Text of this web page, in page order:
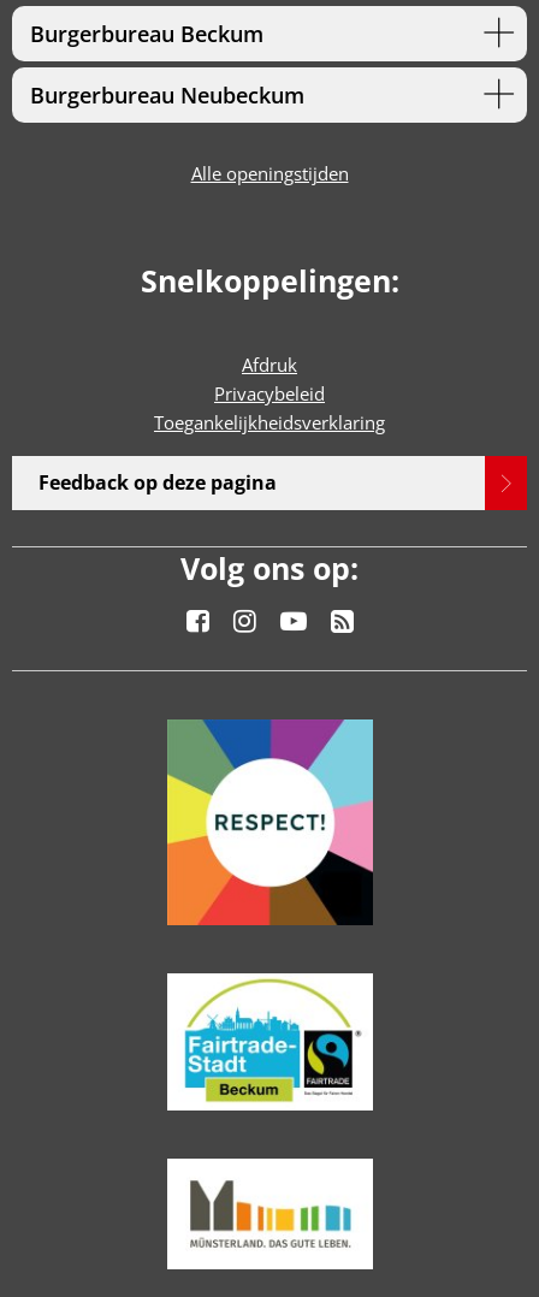
Burgerbureau Beckum
Burgerbureau Neubeckum
Alle openingstijden
Snelkoppelingen:
Afdruk
Privacybeleid
Toegankelijkheidsverklaring
Feedback op deze pagina
Volg ons op: